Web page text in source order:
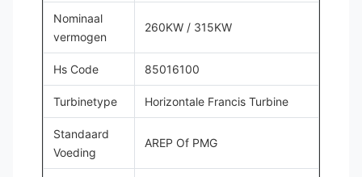
Nominaal
vermogen
260KW / 315KW
Hs Code 85016100
Turbinetype Horizontale Francis Turbine
Standaard
Voeding
AREP Of PMG